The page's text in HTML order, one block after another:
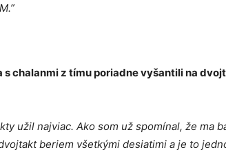
chalanmi z tímu poriadne vyšantili na
užil najviac. Ako som už spomínal, že ma
beriem všetkými desiatimi a je to